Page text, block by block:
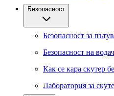
Безопасност
Безопасност за
Безопасност на
Как се кара скутер
Лаборатория за